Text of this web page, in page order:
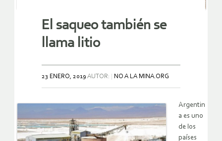
El saqueo también se
llama litio
23 ENERO, 2019 AUTOR: NO A LA MINA.ORG
Argentin
a es uno
de los
países